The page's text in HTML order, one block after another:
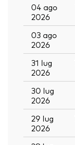
04 ago
2026
03 ago
2026
31 lug
2026
30 lug
2026
29 lug
2026